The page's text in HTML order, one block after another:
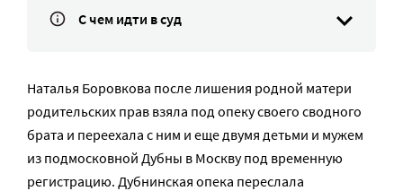
С чем идти в суд
Наталья Боровкова после лишения родной матери
родительских прав взяла под опеку своего сводного
брата и переехала с ним и еще двумя детьми и мужем
из подмосковной Дубны в Москву под временную
регистрацию. Дубнинская опека переслала